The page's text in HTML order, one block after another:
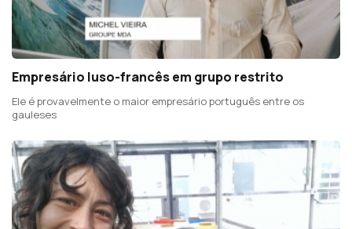
Empresário luso-francês em grupo restrito
Ele é provavelmente o maior empresário português entre os
gauleses